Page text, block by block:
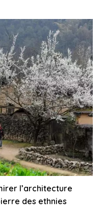
l’architecture
des ethnies